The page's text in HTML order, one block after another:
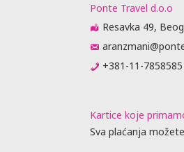
Ponte Travel d.o.o
Resavka 49,
+381-11-7858585
Kartice koje
Sva plaćanja